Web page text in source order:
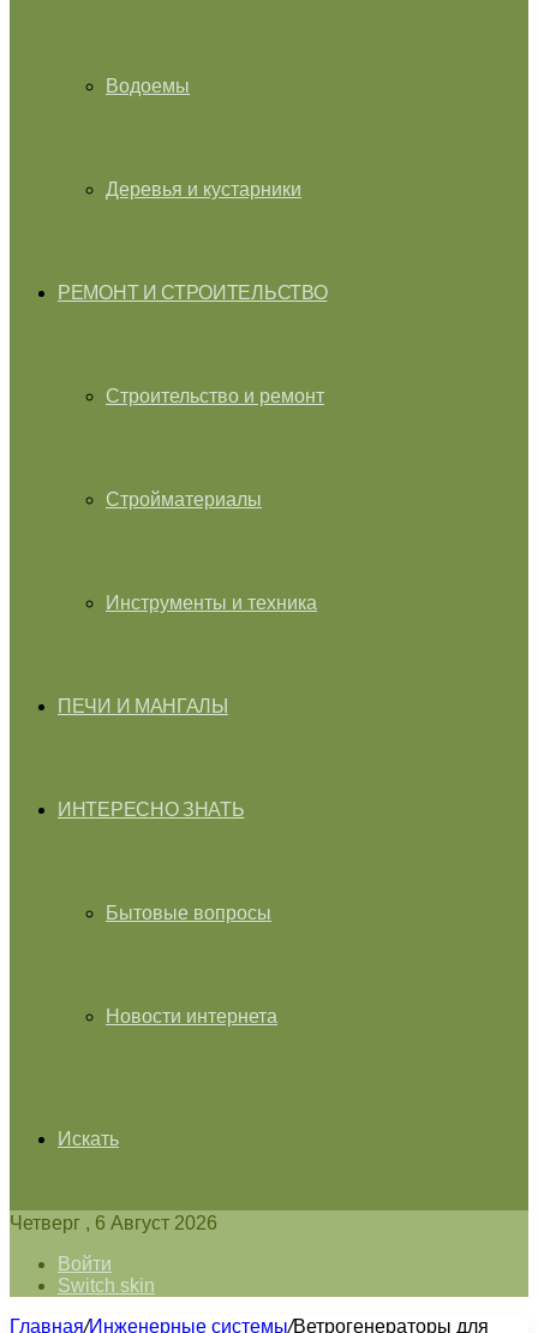
Водоемы
Деревья и кустарники
РЕМОНТ И СТРОИТЕЛЬСТВО
Строительство и ремонт
Стройматериалы
Инструменты и техника
ПЕЧИ И МАНГАЛЫ
ИНТЕРЕСНО ЗНАТЬ
Бытовые вопросы
Новости интернета
Искать
Четверг , 6 Август 2026
Войти
Switch skin
Главная/Инженерные системы/Ветрогенераторы для